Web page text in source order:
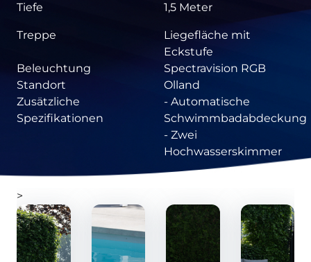
Tiefe
1,5 Meter
Treppe
Liegefläche mit
Eckstufe
Beleuchtung
Spectravision RGB
Standort
Olland
Zusätzliche
Spezifikationen
- Automatische
Schwimmbadabdeckung
- Zwei
Hochwasserskimmer
>